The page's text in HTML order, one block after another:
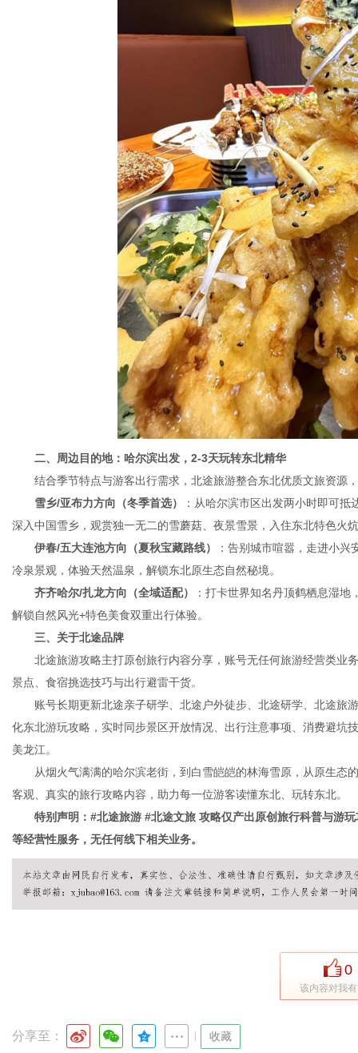
二、周边目的地：哈尔滨出发，2-3天玩转东北精华
结合季节特点与游客出行需求，北途旅游整合东北优质文旅资源
雪乡/亚布力方向（冬季首选）
：从哈尔滨市区出发两小时即可
深入中国雪乡，观赏独一无二的雪蘑菇、夜景雪景，入住东北特色火
伊春/五大连池方向（夏秋宝藏路线）
：告别城市喧嚣，走进小
冷泉景观，体验天然温泉，解锁东北原生态自然秘境。
齐齐哈尔/扎龙方向（全域适配）
：打卡世界知名丹顶鹤栖息湿
解锁自然风光+特色美食双重出行体验。
三、关于北途品牌
北途旅游攻略主打原创旅行内容分享，账号无任何旅游经营类业
景点、食宿挑选技巧与出行避雷干货。
账号长期更新北途亲子研学、北途户外徒步、北途研学、北途旅
化东北游玩攻略，实时同步景区开放情况、出行注意事项、消费避坑
美龙江。
从烟火气满满的哈尔滨老街，到白雪皑皑的林海雪原，从原生态
客观、真实的旅行攻略内容，助力每一位游客读懂东北、玩转东北。
特别声明：#北途旅游 #北途文旅 攻略仅产出原创旅行科普与游玩
等经营性服务，无任何线下相关业务。
0
该内容对我
分享至： 收藏